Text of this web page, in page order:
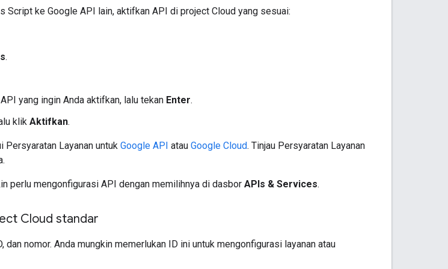
Script ke Google API lain, aktifkan API di project Cloud yang sesuai:
.
yang ingin Anda aktifkan, lalu tekan Enter.
klik Aktifkan.
Persyaratan Layanan untuk Google API atau Google Cloud. Tinjau Persyaratan Layanan
perlu mengonfigurasi API dengan memilihnya di dasbor APIs & Services.
Cloud standar
dan nomor. Anda mungkin memerlukan ID ini untuk mengonfigurasi layanan atau